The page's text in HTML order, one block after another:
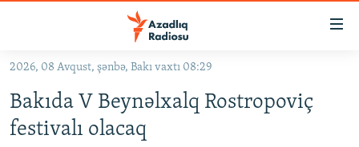
Əsas
qayıt
Əsas
2026, 08 Avqust, şənbə, Bakı vaxtı 08:29
Bakıda V Beynəlxalq Rostropoviç
festivalı olacaq